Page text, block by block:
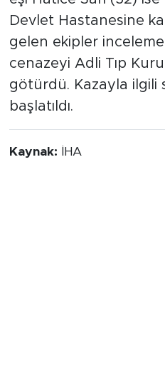
Devlet Hastanesine
gelen ekipler
cenazeyi Adli Tıp
götürdü. Kazayla ilgili
başlatıldı.
Kaynak: İHA